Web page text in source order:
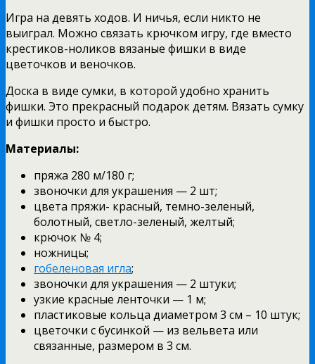
Игра на девять ходов. И ничья, если никто не
выиграл. Можно связать крючком игру, где вместо
крестиков-ноликов вязаные фишки в виде
цветочков и веночков.
Доска в виде сумки, в которой удобно хранить
фишки. Это прекрасный подарок детям. Вязать сумку
и фишки просто и быстро.
Материалы:
пряжа 280 м/180 г;
звоночки для украшения — 2 шт;
цвета пряжи- красный, темно-зеленый,
болотный, светло-зеленый, желтый;
крючок № 4;
ножницы;
гобеленовая игла;
звоночки для украшения — 2 штуки;
узкие красные ленточки — 1 м;
пластиковые кольца диаметром 3 см – 10 штук;
цветочки с бусинкой — из вельвета или
связанные, размером в 3 см.